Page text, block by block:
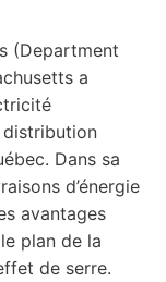
(Department
a
distribution
Dans sa
d’énergie
avantages
plan de la
de serre.